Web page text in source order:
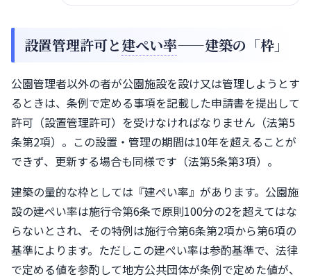
設置管理許可と建ぺい率——建築の「枠」
公園管理者以外の者が公園施設を設け又は管理しようとす
るときは、条例で定める事項を記載した申請書を提出して
許可（設置管理許可）を受けなければなりません（法第5
条第2項）。この設置・管理の期間は10年を超えることが
できず、更新する場合も同様です（法第5条第3項）。
建築の量的な枠としては『建ぺい率』があります。公園施
設の建ぺい率は施行令第6条で原則100分の2を超えてはな
らないとされ、その特例は施行令第6条第2項から第6項の
基準によります。ただしこの建ぺい率は参酌基準で、法律
で定める値を参酌して地方公共団体が条例で定めた値が、